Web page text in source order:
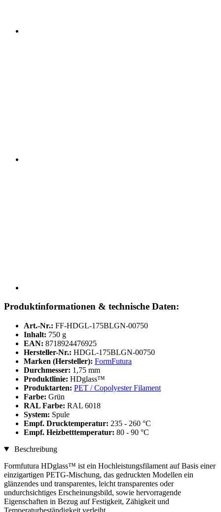
Produktinformationen & technische Daten:
Art.-Nr.: FF-HDGL-175BLGN-00750
Inhalt: 750 g
EAN: 8718924476925
Hersteller-Nr.: HDGL-175BLGN-00750
Marken (Hersteller): FormFutura
Durchmesser: 1,75 mm
Produktlinie: HDglass™
Produktarten: PET / Copolyester Filament
Farbe: Grün
RAL Farbe: RAL 6018
System: Spule
Empf. Drucktemperatur: 235 - 260 °C
Empf. Heizbetttemperatur: 80 - 90 °C
Beschreibung
Formfutura HDglass™ ist ein Hochleistungsfilament auf Basis einer
einzigartigen PETG-Mischung, das gedruckten Modellen ein
glänzendes und transparentes, leicht transparentes oder
undurchsichtiges Erscheinungsbild, sowie hervorragende
Eigenschaften in Bezug auf Festigkeit, Zähigkeit und
Temperaturbeständigkeit verleiht.